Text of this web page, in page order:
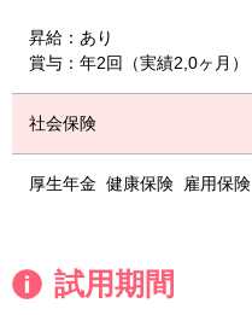
昇給：あり
賞与：年2回（実績2,0ヶ月）
社会保険
厚生年金 健康保険 雇用保険
試用期間